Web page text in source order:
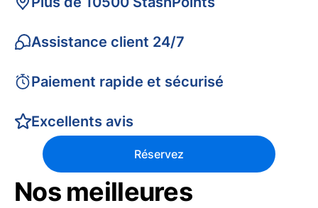
Assistance client 24/7
Paiement rapide et sécurisé
Excellents avis
Réservez
Nos meilleures